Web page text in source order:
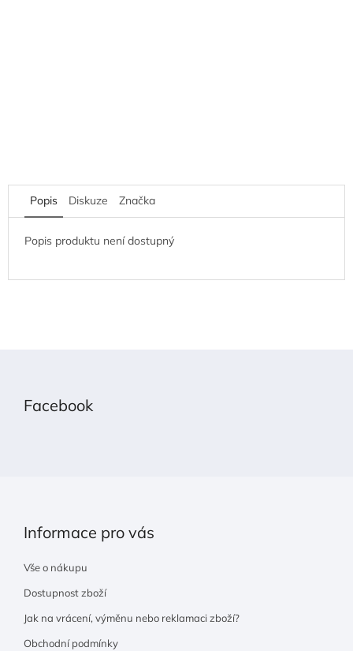
Popis Diskuze Značka
Popis produktu není dostupný
Facebook
Informace pro vás
Vše o nákupu
Dostupnost zboží
Jak na vrácení, výměnu nebo reklamaci zboží?
Obchodní podmínky